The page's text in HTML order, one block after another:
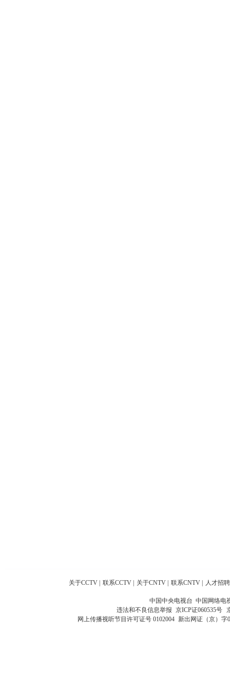
关于CCTV 联系CCTV 关于CNTV 联系CNTV 人才招聘
中国中央电视台 中国网络电
违法和不良信息举报 京ICP证060535号
网上传播视听节目许可证号 0102004 新出网证（京）